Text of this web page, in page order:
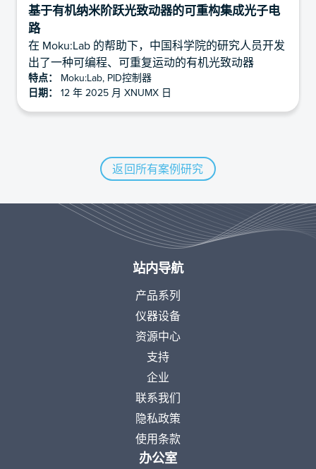
基于有机纳米阶跃光致动器的可重构集成光子电
路
在 Moku:Lab 的帮助下，中国科学院的研究人员开发
出了一种可编程、可重复运动的有机光致动器
特点：
Moku:Lab, PID控制器
日期：
12 年 2025 月 XNUMX 日
返回所有案例研究
站内导航
产品系列
仪器设备
资源中心
支持
企业
联系我们
隐私政策
使用条款
办公室